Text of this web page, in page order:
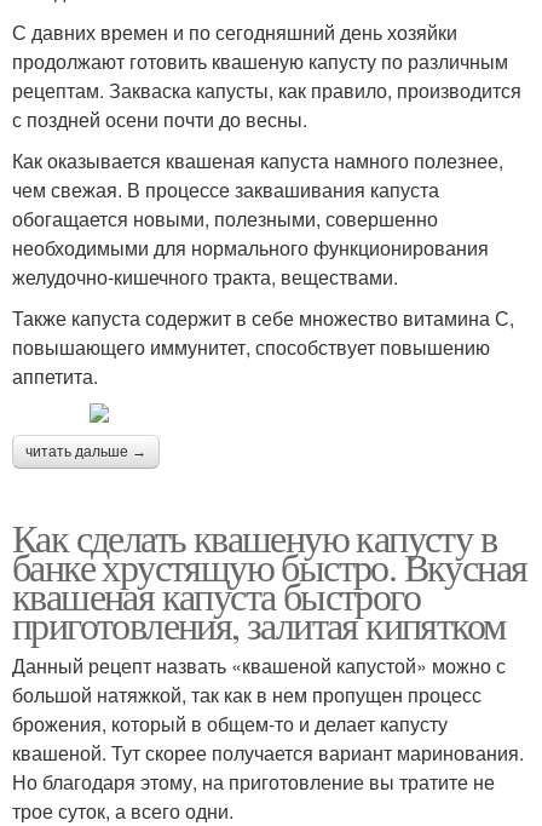
С давних времен и по сегодняшний день хозяйки
продолжают готовить квашеную капусту по различным
рецептам. Закваска капусты, как правило, производится
с поздней осени почти до весны.
Как оказывается квашеная капуста намного полезнее,
чем свежая. В процессе заквашивания капуста
обогащается новыми, полезными, совершенно
необходимыми для нормального функционирования
желудочно-кишечного тракта, веществами.
Также капуста содержит в себе множество витамина С,
повышающего иммунитет, способствует повышению
аппетита.
читать дальше →
Как сделать квашеную капусту в
банке хрустящую быстро. Вкусная
квашеная капуста быстрого
приготовления, залитая кипятком
Данный рецепт назвать «квашеной капустой» можно с
большой натяжкой, так как в нем пропущен процесс
брожения, который в общем-то и делает капусту
квашеной. Тут скорее получается вариант маринования.
Но благодаря этому, на приготовление вы тратите не
трое суток, а всего одни.